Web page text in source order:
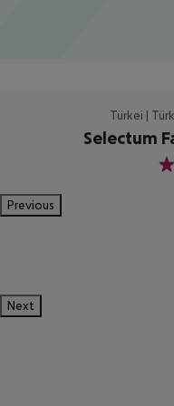
Türkei |
Selectum
5
Previous
Next